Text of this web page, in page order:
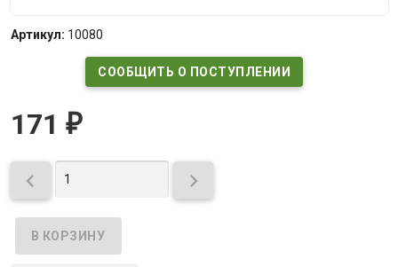
Артикул: 10080
СООБЩИТЬ О ПОСТУПЛЕНИИ
171 ₽
 